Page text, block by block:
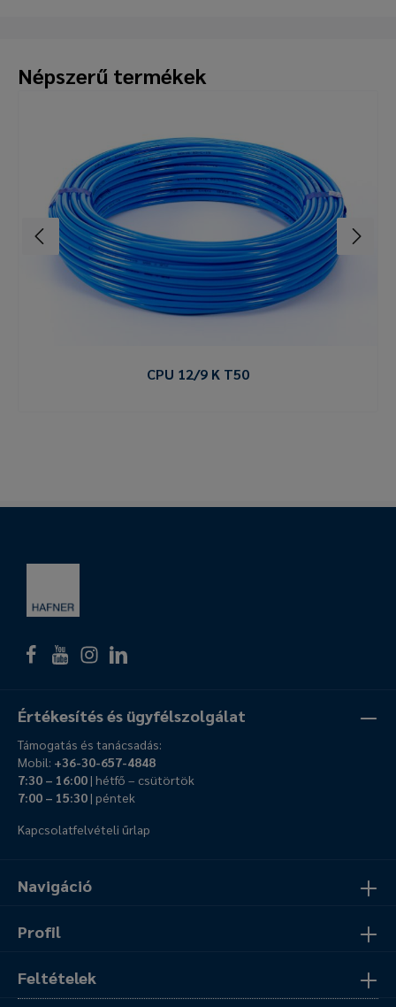
Népszerű termékek
CPU 12/9 K T50
Navigáció
Profil
Feltételek
Értékesítés és ügyfélszolgálat
Támogatás és tanácsadás:
Mobil: +36-30-657-4848
7:30 – 16:00| hétfő – csütörtök
7:00 – 15:30| péntek
Kapcsolatfelvételi űrlap